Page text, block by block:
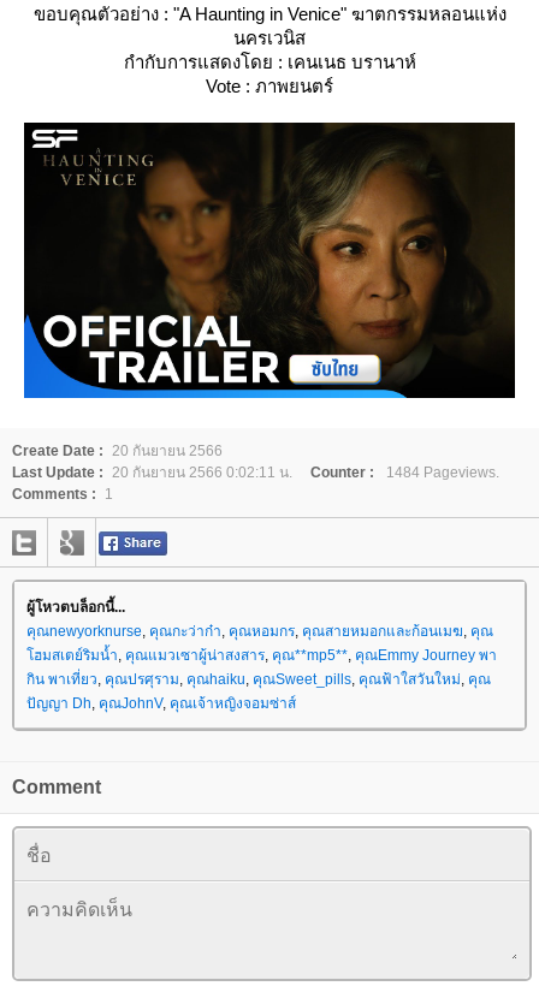
ขอบคุณตัวอย่าง : "A Haunting in Venice" ฆาตกรรมหลอนแห่ง
นครเวนิส
กำกับการแสดงโดย : เคนเนธ บรานาห์
Vote : ภาพยนตร์
Create Date : 20 กันยายน 2566
Last Update : 20 กันยายน 2566 0:02:11 น. Counter :
1484 Pageviews.
Comments :
1
ผู้โหวตบล็อกนี้...
คุณnewyorknurse, คุณกะว่าก๋า, คุณหอมกร, คุณสายหมอกและก้อนเมฆ, คุณ
ฮมสเตย์ริมน้ำ, คุณแมวเซาผู้น่าสงสาร, คุณ**mp5**, คุณEmmy Journey พา
กิน พาเที่ยว, คุณปรศุราม, คุณhaiku, คุณSweet_pills, คุณฟ้าใสวันใหม่, คุณ
ปัญญา Dh, คุณJohnV, คุณเจ้าหญิงจอมซ่าส์
Comment